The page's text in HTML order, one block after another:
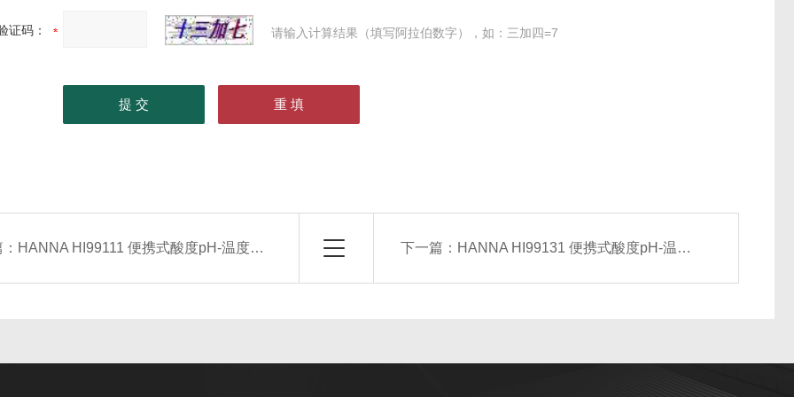
证码： 请输入计算结果（填写阿拉伯数字），如：三加四=7
HANNA HI99111 便携式酸度pH-温度测定仪 下一篇： HANNA HI99131 便携式酸度pH-温度测定仪